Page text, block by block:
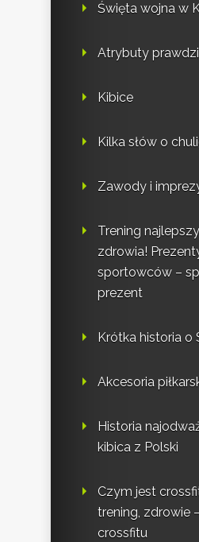
Święta wojna w
Atrybuty
Kibice
Kilka słów o
Zawody i
Trening
zdrowia!
sportowców –
prezent
Krótka historia o
Akcesoria
Historia
kibica z Polski
Czym jest
trening, zdrowie
crossfitu